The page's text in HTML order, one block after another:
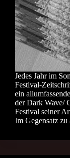
Jedes Jahr im
Festival-
ein
der Dark Wave/
Festival seiner
Im Gegensatz